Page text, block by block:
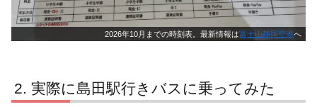
2026年10月までの時刻表。最新情報は富士山静岡空港へ
実際に島田駅行きバスに乗ってみた